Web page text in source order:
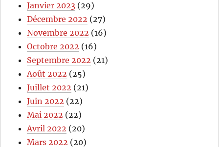
Janvier 2023 (29)
Décembre 2022 (27)
Novembre 2022 (16)
Octobre 2022 (16)
Septembre 2022 (21)
Août 2022 (25)
Juillet 2022 (21)
Juin 2022 (22)
Mai 2022 (22)
Avril 2022 (20)
Mars 2022 (20)